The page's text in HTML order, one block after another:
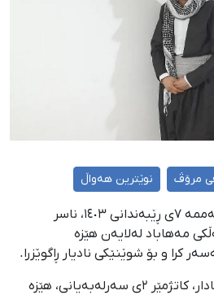
مرۆڤ نوێترین هەواڵ
سەرلەبەیانیی ڕۆژی یەکشەممە ٧ی ڕێبەندانی ١٤٠٣، ناسر
مەهاباد لەلایەن هێزە
کرا و بۆ شوێنێکی نادیار ڕاگوێزرا.
بە وتەی سەرچاوەیەکی ئاگادار، کاتژمێر ٢ی سەرلەبەیانی، هێزە